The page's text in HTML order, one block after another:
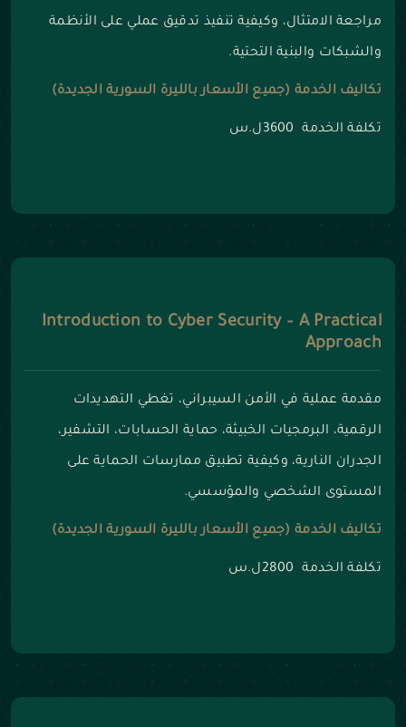
مراجعة الامتثال، وكيفية تنفيذ تدقيق عملي على الأنظمة
والشبكات والبنية التحتية.
تكاليف الخدمة (جميع الأسعار بالليرة السورية الجديدة)
تكلفة الخدمة 3600ل.س
Introduction to Cyber Security – A Practical
Approach
مقدمة عملية في الأمن السيبراني، تغطي التهديدات
الرقمية، البرمجيات الخبيثة، حماية الحسابات، التشفير،
الجدران النارية، وكيفية تطبيق ممارسات الحماية على
المستوى الشخصي والمؤسسي.
تكاليف الخدمة (جميع الأسعار بالليرة السورية الجديدة)
تكلفة الخدمة 2800ل.س